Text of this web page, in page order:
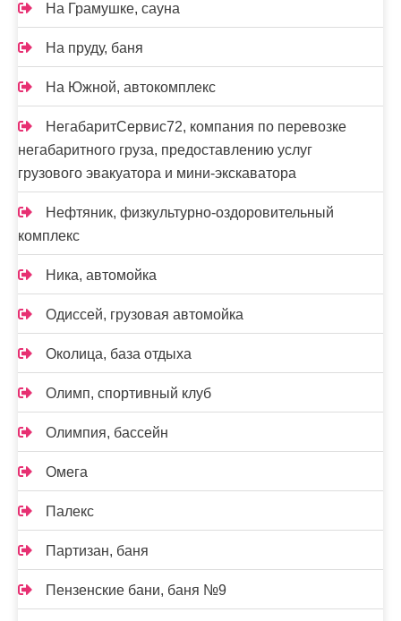
На Грамушке, сауна
На пруду, баня
На Южной, автокомплекс
НегабаритСервис72, компания по перевозке
негабаритного груза, предоставлению услуг
грузового эвакуатора и мини-экскаватора
Нефтяник, физкультурно-оздоровительный
комплекс
Ника, автомойка
Одиссей, грузовая автомойка
Околица, база отдыха
Олимп, спортивный клуб
Олимпия, бассейн
Омега
Палекс
Партизан, баня
Пензенские бани, баня №9